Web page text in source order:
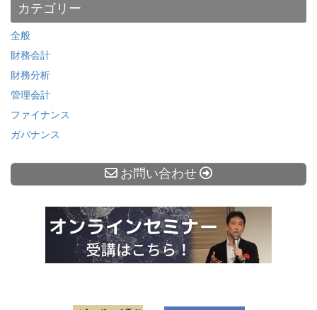
カテゴリー
全般
財務会計
財務分析
管理会計
ファイナンス
ガバナンス
お問い合わせ